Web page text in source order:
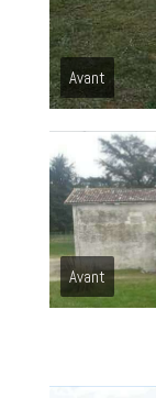
Avant
Avant